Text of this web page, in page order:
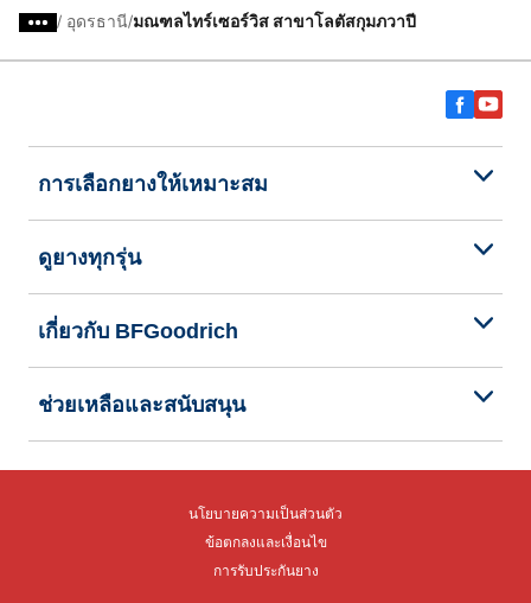
/ อุดรธานี มณฑลไทร์เซอร์วิส สาขาโลตัสกุมภวาปี
การเลือกยางให้เหมาะสม
ดูยางทุกรุ่น
เกี่ยวกับ BFGoodrich
ช่วยเหลือและสนับสนุน
นโยบายความเป็นส่วนตัว
ข้อตกลงและเงื่อนไข
การรับประกันยาง